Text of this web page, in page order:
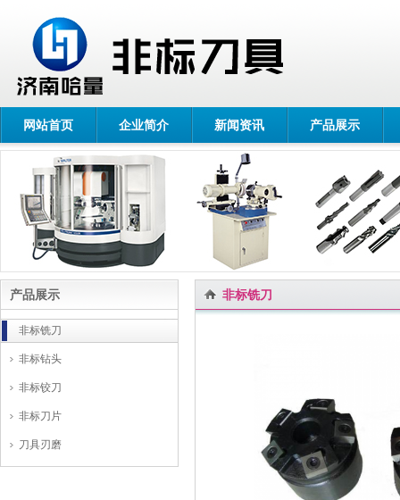
网站首页 企业简介 新闻资讯 产品展示
非标铣刀
产品展示
非标铣刀
非标钻头
非标铰刀
非标刀片
刀具刃磨